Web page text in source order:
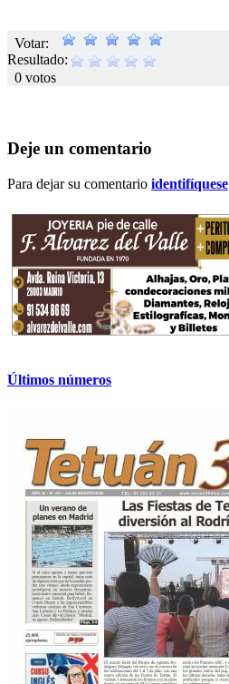
Votar:
Resultado:
0 votos
Deje un comentario
Para dejar su comentario identifíquese
Últimos números